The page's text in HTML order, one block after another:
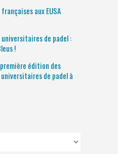
aux EUSA
de padel :
!
édition des
de padel à